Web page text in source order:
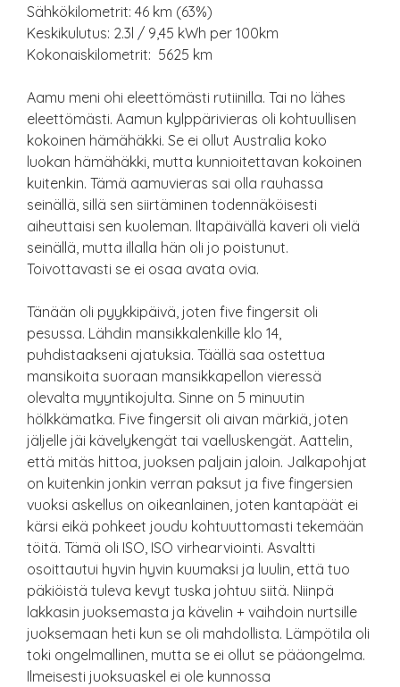
Sähkökilometrit: 46 km (63%)
Keskikulutus: 2.3l / 9,45 kWh per 100km
Kokonaiskilometrit: 5625 km
Aamu meni ohi eleettömästi rutiinilla. Tai no lähes
eleettömästi. Aamun kylppärivieras oli kohtuullisen
kokoinen hämähäkki. Se ei ollut Australia koko
luokan hämähäkki, mutta kunnioitettavan kokoinen
kuitenkin. Tämä aamuvieras sai olla rauhassa
seinällä, sillä sen siirtäminen todennäköisesti
aiheuttaisi sen kuoleman. Iltapäivällä kaveri oli vielä
seinällä, mutta illalla hän oli jo poistunut.
Toivottavasti se ei osaa avata ovia.
Tänään oli pyykkipäivä, joten five fingersit oli
pesussa. Lähdin mansikkalenkille klo 14,
puhdistaakseni ajatuksia. Täällä saa ostettua
mansikoita suoraan mansikkapellon vieressä
olevalta myyntikojulta. Sinne on 5 minuutin
hölkkämatka. Five fingersit oli aivan märkiä, joten
jäljelle jäi kävelykengät tai vaelluskengät. Aattelin,
että mitäs hittoa, juoksen paljain jaloin. Jalkapohjat
on kuitenkin jonkin verran paksut ja five fingersien
vuoksi askellus on oikeanlainen, joten kantapäät ei
kärsi eikä pohkeet joudu kohtuuttomasti tekemään
töitä. Tämä oli ISO, ISO virhearviointi. Asvaltti
osoittautui hyvin hyvin kuumaksi ja luulin, että tuo
päkiöistä tuleva kevyt tuska johtuu siitä. Niinpä
lakkasin juoksemasta ja kävelin + vaihdoin nurtsille
juoksemaan heti kun se oli mahdollista. Lämpötila oli
toki ongelmallinen, mutta se ei ollut se pääongelma.
Ilmeisesti juoksuaskel ei ole kunnossa